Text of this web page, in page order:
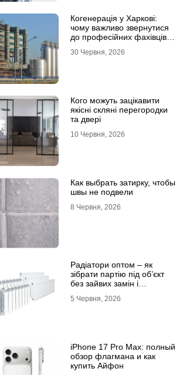
Когенерація у Харкові:
чому важливо звернутися
до професійних фахівців з
30 Червня, 2026
Кого можуть зацікавити
якісні скляні перегородки
та двері
10 Червня, 2026
Как выбрать затирку, чтобы
швы не подвели
8 Червня, 2026
Радіатори оптом – як
зібрати партію під об’єкт
без зайвих замін і
5 Червня, 2026
iPhone 17 Pro Max: полный
обзор флагмана и как
купить Айфон